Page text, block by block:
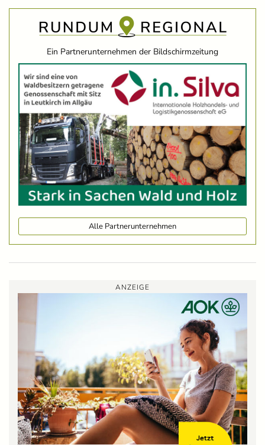
Ein Partnerunternehmen der Bildschirmzeitung
Alle Partnerunternehmen
ANZEIGE